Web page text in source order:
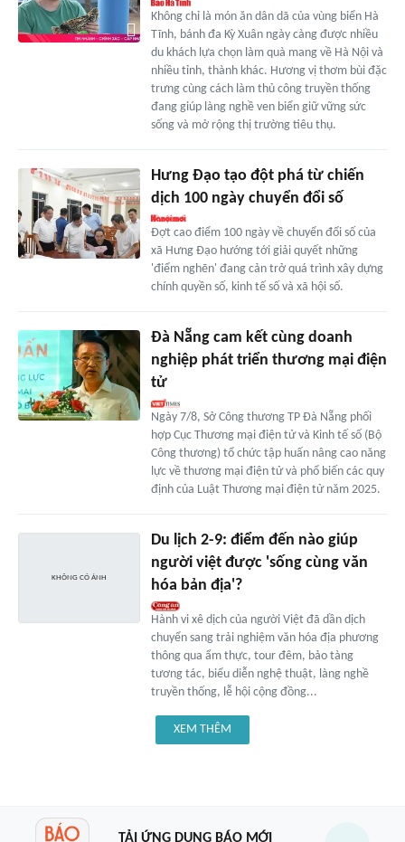
Không chỉ là món ăn dân dã của vùng biển Hà
Tĩnh, bánh đa Kỳ Xuân ngày càng được nhiều
du khách lựa chọn làm quà mang về Hà Nội và
nhiều tỉnh, thành khác. Hương vị thơm bùi đặc
trưng cùng cách làm thủ công truyền thống
đang giúp làng nghề ven biển giữ vững sức
sống và mở rộng thị trường tiêu thụ.
Hưng Đạo tạo đột phá từ chiến
dịch 100 ngày chuyển đổi số
Đợt cao điểm 100 ngày về chuyển đổi số của
xã Hưng Đạo hướng tới giải quyết những
'điểm nghẽn' đang cản trở quá trình xây dựng
chính quyền số, kinh tế số và xã hội số.
Đà Nẵng cam kết cùng doanh
nghiệp phát triển thương mại điện
tử
Ngày 7/8, Sở Công thương TP Đà Nẵng phối
hợp Cục Thương mại điện tử và Kinh tế số (Bộ
Công thương) tổ chức tập huấn nâng cao năng
lực về thương mại điện tử và phổ biến các quy
định của Luật Thương mại điện tử năm 2025.
Du lịch 2-9: điểm đến nào giúp
người việt được 'sống cùng văn
hóa bản địa'?
Hành vi xê dịch của người Việt đã dần dịch
chuyển sang trải nghiệm văn hóa địa phương
thông qua ẩm thực, tour đêm, bảo tàng
tương tác, biểu diễn nghệ thuật, làng nghề
truyền thống, lễ hội cộng đồng...
XEM THÊM
TẢI ỨNG DỤNG BÁO MỚI